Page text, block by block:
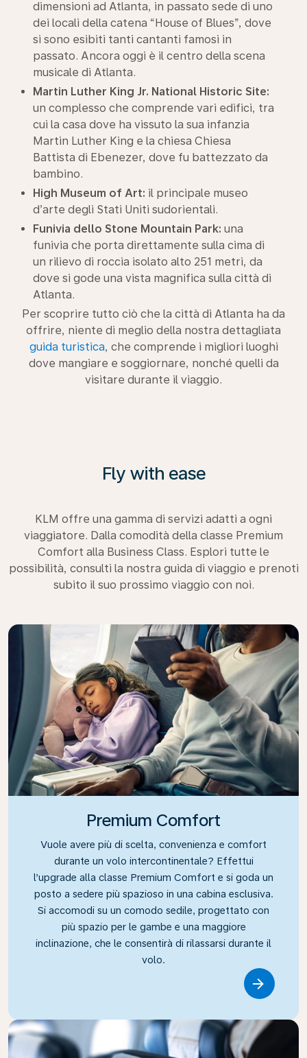
dimensioni ad Atlanta, in passato sede di uno
dei locali della catena “House of Blues”, dove
si sono esibiti tanti cantanti famosi in
passato. Ancora oggi è il centro della scena
musicale di Atlanta.
Martin Luther King Jr. National Historic Site:
un complesso che comprende vari edifici, tra
cui la casa dove ha vissuto la sua infanzia
Martin Luther King e la chiesa Chiesa
Battista di Ebenezer, dove fu battezzato da
bambino.
High Museum of Art: il principale museo
d’arte degli Stati Uniti sudorientali.
Funivia dello Stone Mountain Park: una
funivia che porta direttamente sulla cima di
un rilievo di roccia isolato alto 251 metri, da
dove si gode una vista magnifica sulla città di
Atlanta.
Per scoprire tutto ciò che la città di Atlanta ha da
offrire, niente di meglio della nostra dettagliata
guida turistica, che comprende i migliori luoghi
dove mangiare e soggiornare, nonché quelli da
visitare durante il viaggio.
Fly with ease
KLM offre una gamma di servizi adatti a ogni
viaggiatore. Dalla comodità della classe Premium
Comfort alla Business Class. Esplori tutte le
possibilità, consulti la nostra guida di viaggio e prenoti
subito il suo prossimo viaggio con noi.
Premium Comfort
Vuole avere più di scelta, convenienza e comfort
durante un volo intercontinentale? Effettui
l’upgrade alla classe Premium Comfort e si goda un
posto a sedere più spazioso in una cabina esclusiva.
Si accomodi su un comodo sedile, progettato con
più spazio per le gambe e una maggiore
inclinazione, che le consentirà di rilassarsi durante il
volo.